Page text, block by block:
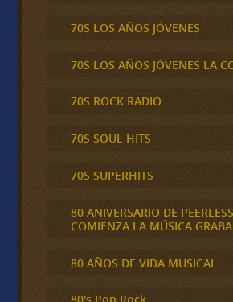
70S LOS AÑOS JÓVENES
70S LOS AÑOS JÓVENES LA
70S ROCK RADIO
70S SOUL HITS
70S SUPERHITS
80 ANIVERSARIO DE
COMIENZA LA MÚSICA
80 AÑOS DE VIDA MUSICAL